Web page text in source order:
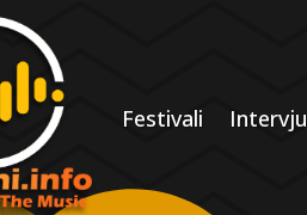
Festivali Intervju